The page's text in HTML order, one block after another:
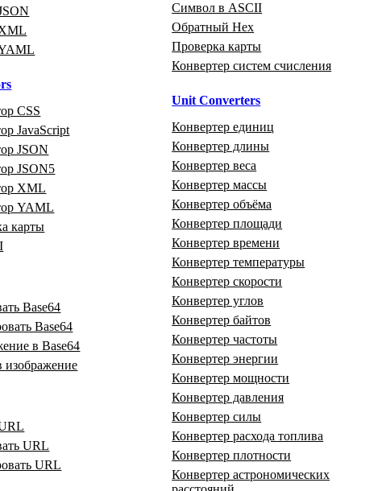
CSS
JavaScript
JSON
JSON5
XML
YAML
карты
Base64
Base64
в Base64
изображение
URL
URL
Символ в ASCII
Обратный Hex
Проверка карты
Конвертер систем счисления
Unit Converters
Конвертер единиц
Конвертер длины
Конвертер веса
Конвертер массы
Конвертер объёма
Конвертер площади
Конвертер времени
Конвертер температуры
Конвертер скорости
Конвертер углов
Конвертер байтов
Конвертер частоты
Конвертер энергии
Конвертер мощности
Конвертер давления
Конвертер силы
Конвертер расхода топлива
Конвертер плотности
Конвертер астрономических